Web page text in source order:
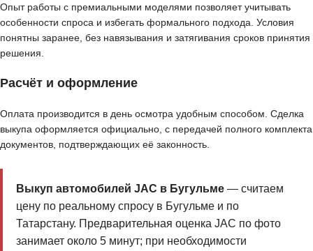
Опыт работы с премиальными моделями позволяет учитывать
особенности спроса и избегать формального подхода. Условия
понятны заранее, без навязывания и затягивания сроков принятия
решения.
Расчёт и оформление
Оплата производится в день осмотра удобным способом. Сделка
выкупа оформляется официально, с передачей полного комплекта
документов, подтверждающих её законность.
Выкуп автомобилей JAC в Бугульме— считаем
цену по реальному спросу в Бугульме и по
Татарстану. Предварительная оценка JAC по фото
занимает около 5 минут; при необходимости